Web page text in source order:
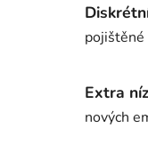
pojištěné
Extra
nových